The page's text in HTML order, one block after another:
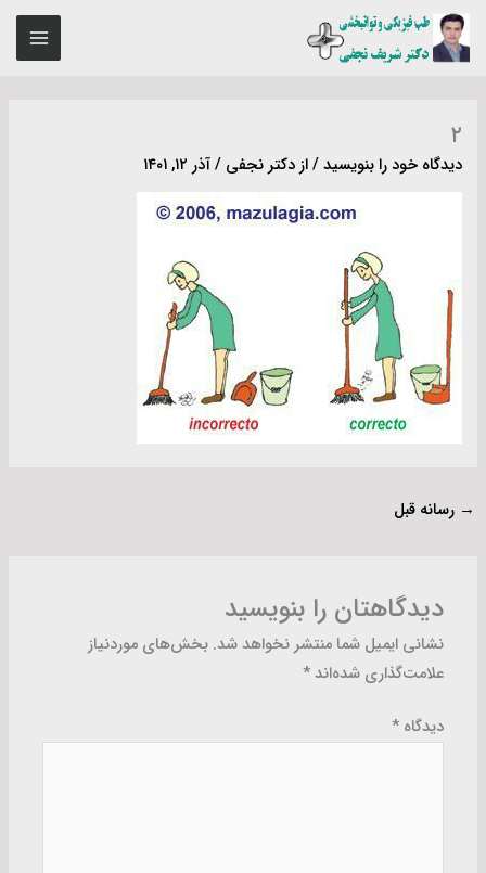
پرش
۲
دیدگاه‌ خود را بنویسید/ ازدکتر نجفی/آذر ۱۲, ۱۴۰۱
→ رسانه قبل
دیدگاهتان را بنویسید
نشانی ایمیل شما منتشر نخواهد شد. بخش‌های موردنیاز
علامت‌گذاری شده‌اند*
دیدگاه*